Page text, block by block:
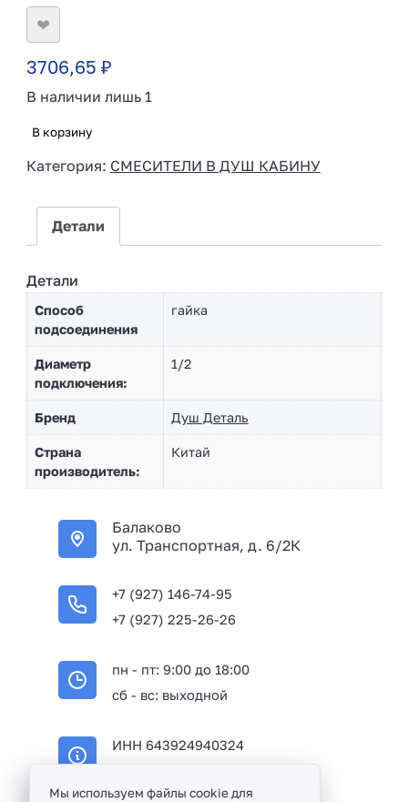
❤
3706,65 ₽
В наличии лишь 1
В корзину
Категория: СМЕСИТЕЛИ В ДУШ КАБИНУ
Детали
Детали
Способ
подсоединения
гайка
Диаметр
подключения:
1/2
Бренд Душ Деталь
Страна
производитель:
Китай
Балаково
ул. Транспортная, д. 6/2К
+7 (927) 146-74-95
+7 (927) 225-26-26
пн - пт: 9:00 до 18:00
сб - вс: выходной
ИНН 643924940324
Мы используем файлы cookie для